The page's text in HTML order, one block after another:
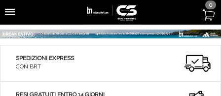
0
SPEDIZIONI EXPRESS
CON BRT
RESI GRATUITI ENTRO 14 GIORNI